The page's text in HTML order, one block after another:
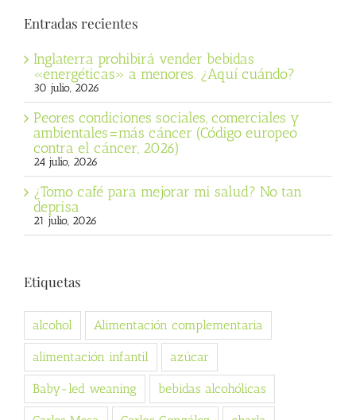
Entradas recientes
Inglaterra prohibirá vender bebidas
«energéticas» a menores. ¿Aquí cuándo?
30 julio, 2026
Peores condiciones sociales, comerciales y
ambientales=más cáncer (Código europeo
contra el cáncer, 2026)
24 julio, 2026
¿Tomo café para mejorar mi salud? No tan
deprisa
21 julio, 2026
Etiquetas
alcohol Alimentación complementaria
alimentación infantil azúcar
Baby-led weaning bebidas alcohólicas